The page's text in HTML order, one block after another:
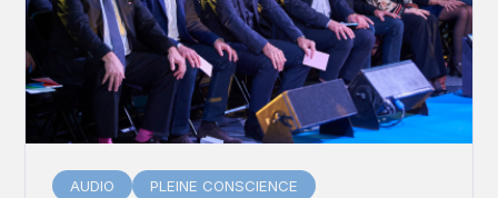
AUDIO PLEINE CONSCIENCE